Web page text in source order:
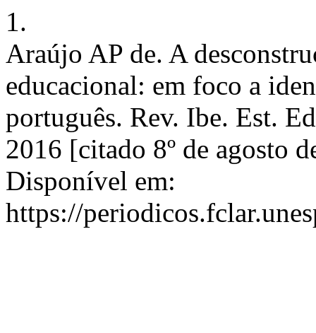
1.
Araújo AP de. A
educacional: em foco a
português. Rev. Ibe. Est.
2016 [citado 8º de agosto
Disponível em:
https://